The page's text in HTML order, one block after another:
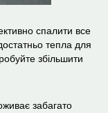
спалити все
тепла для
збільшити
забагато